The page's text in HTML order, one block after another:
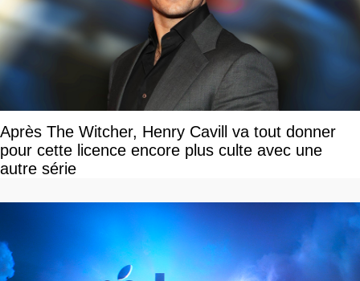
Après The Witcher, Henry Cavill va tout donner
pour cette licence encore plus culte avec une
autre série